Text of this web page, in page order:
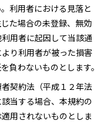
利用者における見落と
た場合の未登録、無効
用者に起因して当該通
り利用者が被った損害
負わないものとします。
契約法（平成１２年法
当する場合、本規約の
用されないものとしま